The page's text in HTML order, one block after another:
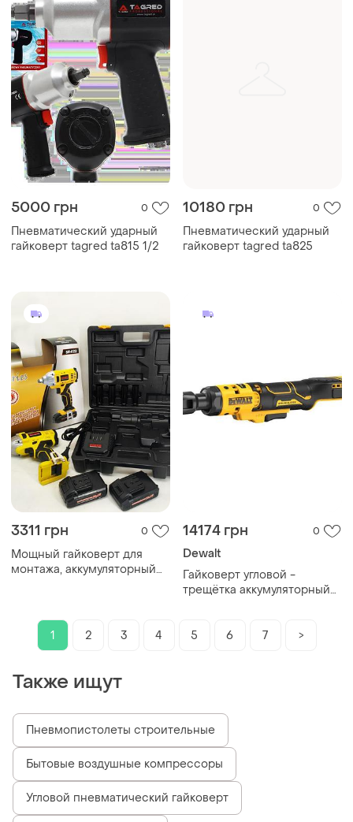
5000 грн 0
Пневматический ударный
гайковерт tagred ta815 1/2
10180 грн 0
Пневматический ударный
гайковерт tagred ta825
3311 грн 0
Мощный гайковерт для
монтажа, аккумуляторный
14174 грн 0
Dewalt
Гайковерт угловой -
трещётка аккумуляторный
1
2 3 4 5 6 7 >
Также ищут
Пневмопистолеты строительные
Бытовые воздушные компрессоры
Угловой пневматический гайковерт